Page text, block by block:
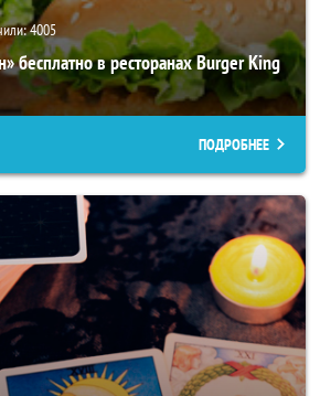
4005
бесплатно в ресторанах Burger King
ПОДРОБНЕЕ